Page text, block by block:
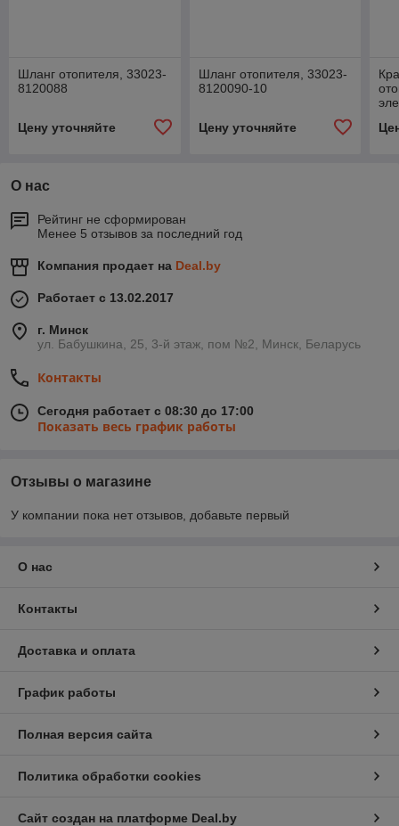
Шланг отопителя, 33023-
8120088
Цену уточняйте
Шланг отопителя, 33023-
8120090-10
Цену уточняйте
О нас
Рейтинг не сформирован
Менее 5 отзывов за последний год
Компания продает на Deal.by
Работает с 13.02.2017
г. Минск
ул. Бабушкина, 25, 3-й этаж, пом №2, Минск, Беларусь
Контакты
Сегодня работает с 08:30 до 17:00
Показать весь график работы
Отзывы о магазине
У компании пока нет отзывов, добавьте первый
О нас
Контакты
Доставка и оплата
График работы
Полная версия сайта
Политика обработки cookies
Сайт создан на платформе Deal.by